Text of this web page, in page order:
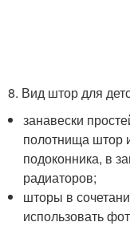
8. Вид штор для
занавески
полотнища штор
подоконника, в
радиаторов;
шторы в
использовать